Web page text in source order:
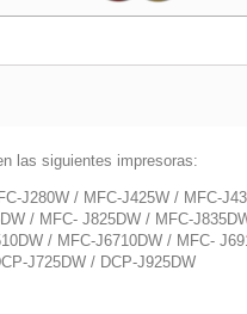
las siguientes impresoras:
J280W / MFC-J425W / MFC-
/ MFC- J825DW / MFC-
/ MFC-J6710DW / MFC-
J725DW / DCP-J925DW